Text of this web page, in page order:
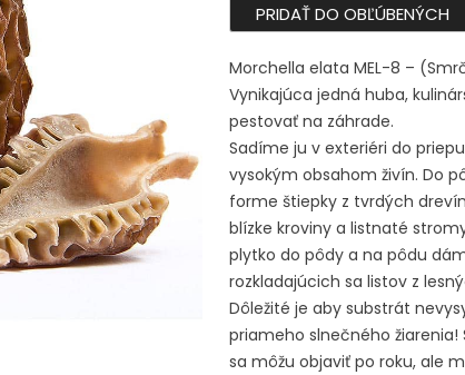
PRIDAŤ DO OBĽÚBENÝCH
Morchella elata MEL-8 –
Vynikajúca jedná huba,
pestovať na záhrade.
Sadíme ju v exteriéri do
vysokým obsahom živín. Do
forme štiepky z tvrdých
blízke kroviny a listnaté
plytko do pôdy a na pôdu
rozkladajúcich sa listov z
Dôležité je aby substrát
priameho slnečného
sa môžu objaviť po roku, ale